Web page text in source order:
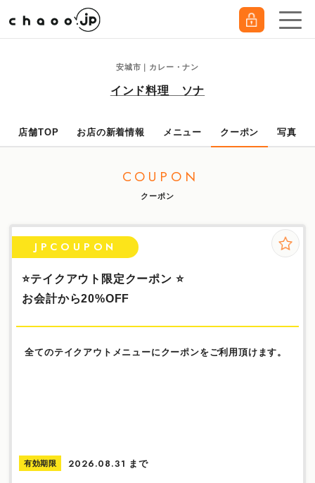
安城市｜カレー・ナン
インド料理 ソナ
店舗TOP お店の新着情報 メニュー クーポン 写真
COUPON
クーポン
JPCOUPON
⭐️テイクアウト限定クーポン ⭐️
お会計から20%OFF
全てのテイクアウトメニューにクーポンをご利用頂けます。
有効期限 2026.08.31 まで